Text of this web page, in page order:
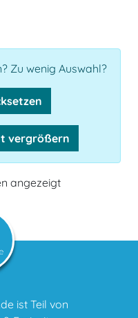
Zu wenig Auswahl?
vergrößern
angezeigt
ist Teil von